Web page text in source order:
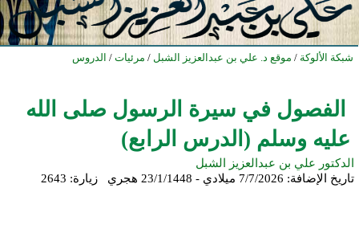
شبكة الألوكة / موقع د. علي بن عبدالعزيز الشبل / مرئيات / الدروس
الفصول في سيرة الرسول صلى الله
عليه وسلم (الدرس الرابع)
الدكتور علي بن عبدالعزيز الشبل
تاريخ الإضافة: 7/7/2026 ميلادي - 23/1/1448 هجري زيارة: 2643